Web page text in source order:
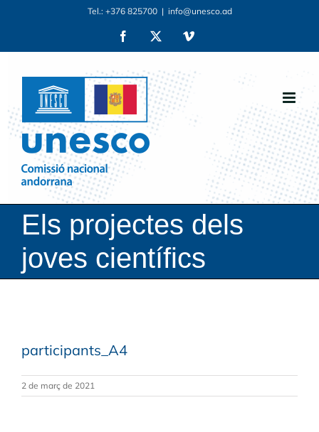
content
Tel.: +376 825700 | info@unesco.ad
Facebook Vimeo
Els projectes dels
joves científics
participants_A4
2 de març de 2021